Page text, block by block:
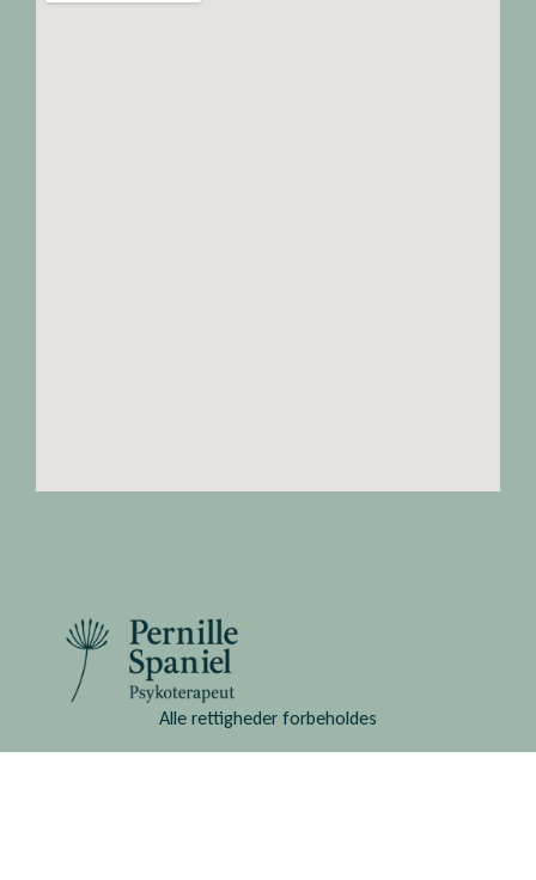
Alle rettigheder forbeholdes